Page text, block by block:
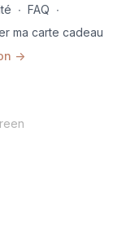
∙ FAQ ∙
ma carte cadeau
->